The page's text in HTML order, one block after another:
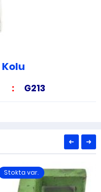
: G213
Stokta var.